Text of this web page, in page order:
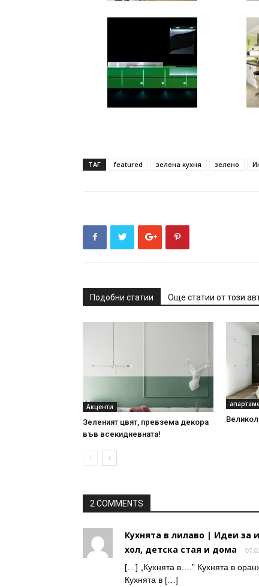
ТАГ featured зелена кухня зелено
Подобни статии Още статии от този
Акценти
Зеленият цвят, превзема декора
във всекидневната!
2 COMMENTS
Кухнята в лилаво | Идеи за
хол, детска стая и дома
[…] „Кухнята в….” Кухнята в
Кухнята в […]